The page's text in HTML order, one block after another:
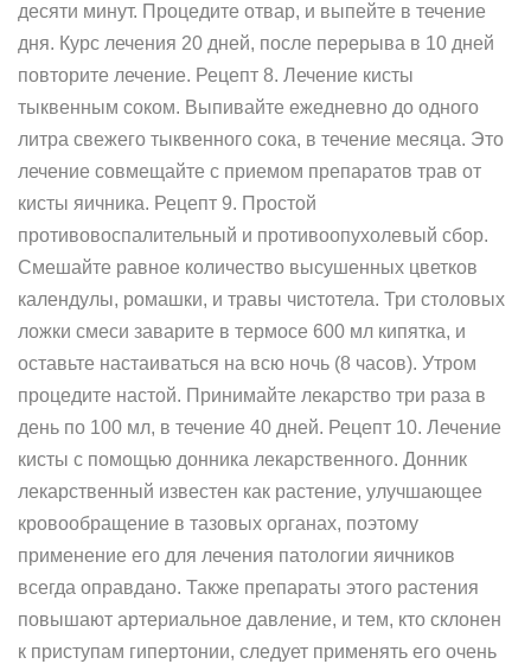
десяти минут. Процедите отвар, и выпейте в течение
дня. Курс лечения 20 дней, после перерыва в 10 дней
повторите лечение. Рецепт 8. Лечение кисты
тыквенным соком. Выпивайте ежедневно до одного
литра свежего тыквенного сока, в течение месяца. Это
лечение совмещайте с приемом препаратов трав от
кисты яичника. Рецепт 9. Простой
противовоспалительный и противоопухолевый сбор.
Смешайте равное количество высушенных цветков
календулы, ромашки, и травы чистотела. Три столовых
ложки смеси заварите в термосе 600 мл кипятка, и
оставьте настаиваться на всю ночь (8 часов). Утром
процедите настой. Принимайте лекарство три раза в
день по 100 мл, в течение 40 дней. Рецепт 10. Лечение
кисты с помощью донника лекарственного. Донник
лекарственный известен как растение, улучшающее
кровообращение в тазовых органах, поэтому
применение его для лечения патологии яичников
всегда оправдано. Также препараты этого растения
повышают артериальное давление, и тем, кто склонен
к приступам гипертонии, следует применять его очень